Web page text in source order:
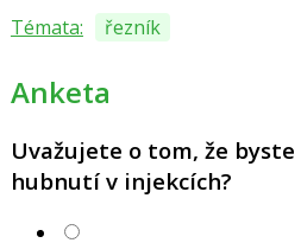
Témata:
řezník
Anketa
Uvažujete o tom, že
hubnutí v injekcích?